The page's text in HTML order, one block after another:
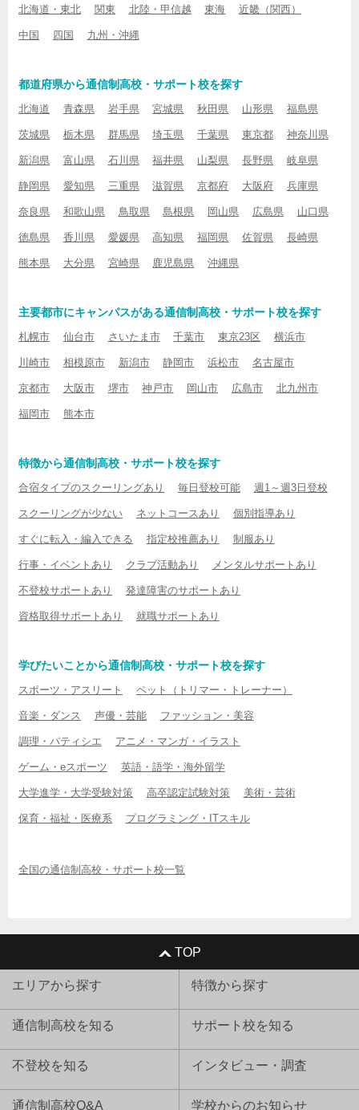
北海道・東北 関東 北陸・甲信越 東海 近畿（関西）
中国 四国 九州・沖縄
都道府県から通信制高校・サポート校を探す
北海道 青森県 岩手県 宮城県 秋田県 山形県 福島県
茨城県 栃木県 群馬県 埼玉県 千葉県 東京都 神奈川県
新潟県 富山県 石川県 福井県 山梨県 長野県 岐阜県
静岡県 愛知県 三重県 滋賀県 京都府 大阪府 兵庫県
奈良県 和歌山県 鳥取県 島根県 岡山県 広島県 山口県
徳島県 香川県 愛媛県 高知県 福岡県 佐賀県 長崎県
熊本県 大分県 宮崎県 鹿児島県 沖縄県
主要都市にキャンパスがある通信制高校・サポート校を探す
札幌市 仙台市 さいたま市 千葉市 東京23区 横浜市
川崎市 相模原市 新潟市 静岡市 浜松市 名古屋市
京都市 大阪市 堺市 神戸市 岡山市 広島市 北九州市
福岡市 熊本市
特徴から通信制高校・サポート校を探す
合宿タイプのスクーリングあり 毎日登校可能 週1～週3日登校
スクーリングが少ない ネットコースあり 個別指導あり
すぐに転入・編入できる 指定校推薦あり 制服あり
行事・イベントあり クラブ活動あり メンタルサポートあり
不登校サポートあり 発達障害のサポートあり
資格取得サポートあり 就職サポートあり
学びたいことから通信制高校・サポート校を探す
スポーツ・アスリート ペット（トリマー・トレーナー）
音楽・ダンス 声優・芸能 ファッション・美容
調理・パティシエ アニメ・マンガ・イラスト
ゲーム・eスポーツ 英語・語学・海外留学
大学進学・大学受験対策 高卒認定試験対策 美術・芸術
保育・福祉・医療系 プログラミング・ITスキル
全国の通信制高校・サポート校一覧
TOP
エリアから探す 特徴から探す
通信制高校を知る サポート校を知る
不登校を知る インタビュー・調査
通信制高校Q&A 学校からのお知らせ